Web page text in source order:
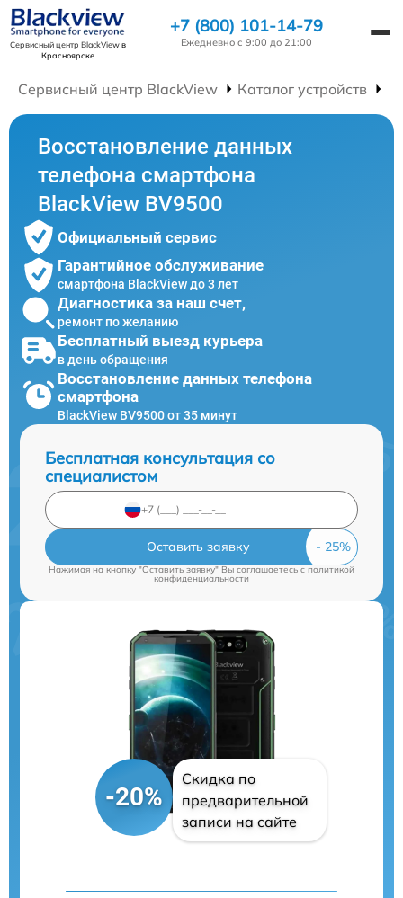
Сервисный центр BlackViewв
Красноярске
+7 (800) 101-14-79
Ежедневно с 9:00 до 21:00
Сервисный центр BlackView Каталог устройств
Восстановление данных
телефона смартфона
BlackView BV9500
Официальный сервис
Гарантийное обслуживание
смартфона BlackView до 3 лет
Диагностика за наш счет,
ремонт по желанию
Бесплатный выезд курьера
в день обращения
Восстановление данных телефона
смартфона
BlackView BV9500 от 35 минут
Бесплатная консультация со
специалистом
Оставить заявку
Нажимая на кнопку "Оставить заявку" Вы соглашаетесь cполитикой
конфиденциальности
-20%
Скидка по
предварительной
записи на сайте